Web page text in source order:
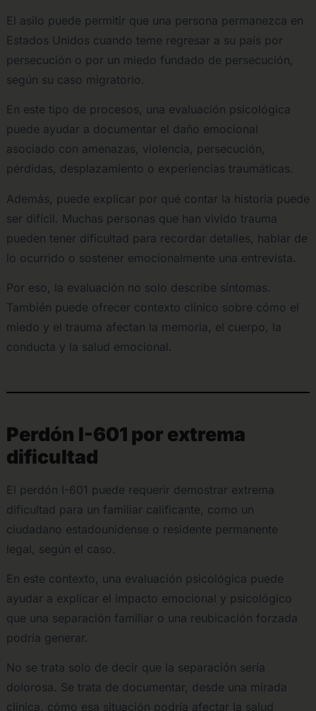
El asilo puede permitir que una persona permanezca en
Estados Unidos cuando teme regresar a su país por
persecución o por un miedo fundado de persecución,
según su caso migratorio.
En este tipo de procesos, una evaluación psicológica
puede ayudar a documentar el daño emocional
asociado con amenazas, violencia, persecución,
pérdidas, desplazamiento o experiencias traumáticas.
Además, puede explicar por qué contar la historia puede
ser difícil. Muchas personas que han vivido trauma
pueden tener dificultad para recordar detalles, hablar de
lo ocurrido o sostener emocionalmente una entrevista.
Por eso, la evaluación no solo describe síntomas.
También puede ofrecer contexto clínico sobre cómo el
miedo y el trauma afectan la memoria, el cuerpo, la
conducta y la salud emocional.
Perdón I-601 por extrema
dificultad
El perdón I-601 puede requerir demostrar extrema
dificultad para un familiar calificante, como un
ciudadano estadounidense o residente permanente
legal, según el caso.
En este contexto, una evaluación psicológica puede
ayudar a explicar el impacto emocional y psicológico
que una separación familiar o una reubicación forzada
podría generar.
No se trata solo de decir que la separación sería
dolorosa. Se trata de documentar, desde una mirada
clínica, cómo esa situación podría afectar la salud